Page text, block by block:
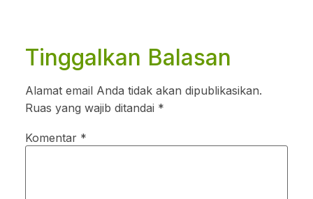
Tinggalkan Balasan
Alamat email Anda tidak akan dipublikasikan.
Ruas yang wajib ditandai *
Komentar *